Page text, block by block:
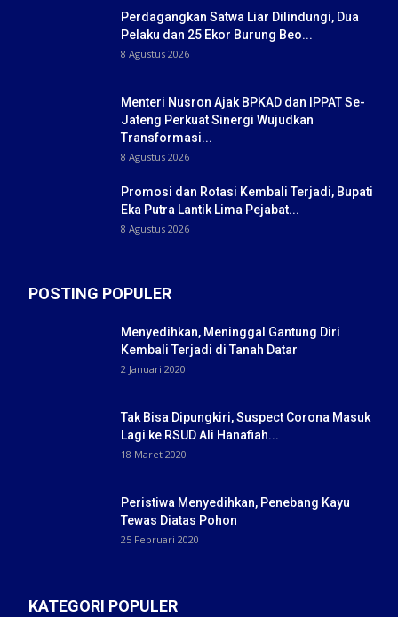
Perdagangkan Satwa Liar Dilindungi, Dua
Pelaku dan 25 Ekor Burung Beo...
8 Agustus 2026
Menteri Nusron Ajak BPKAD dan IPPAT Se-
Jateng Perkuat Sinergi Wujudkan
Transformasi...
8 Agustus 2026
Promosi dan Rotasi Kembali Terjadi, Bupati
Eka Putra Lantik Lima Pejabat...
8 Agustus 2026
POSTING POPULER
Menyedihkan, Meninggal Gantung Diri
Kembali Terjadi di Tanah Datar
2 Januari 2020
Tak Bisa Dipungkiri, Suspect Corona Masuk
Lagi ke RSUD Ali Hanafiah...
18 Maret 2020
Peristiwa Menyedihkan, Penebang Kayu
Tewas Diatas Pohon
25 Februari 2020
KATEGORI POPULER